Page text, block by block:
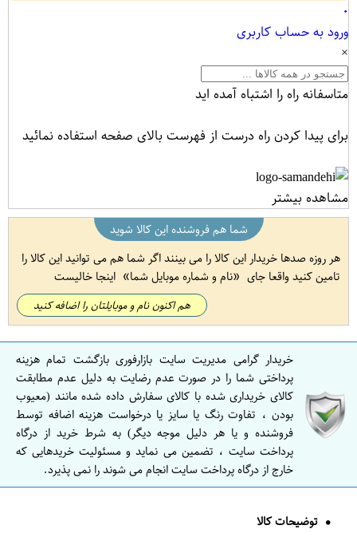
۰
ورود به حساب کاربری
×
متاسفانه راه را اشتباه آمده اید
برای پیدا کردن راه درست از فهرست بالای صفحه استفاده نمائید
مشاهده بیشتر
شما هم فروشنده این کالا شوید
هر روزه صدها خریدار این کالا را می بینند اگر شما هم می توانید این کالا را
تامین کنید واقعا جای
نام و شماره موبایل شما اینجا خالیست
هم اکنون نام و موبایلتان را اضافه کنید
خریدار گرامی مدیریت سایت بازارفوری بازگشت تمام هزینه
پرداختی شما را در صورت عدم رضایت به دلیل عدم مطابقت
کالای خریداری شده با کالای سفارش داده شده مانند (معیوب
بودن ، تفاوت رنگ یا سایز یا درخواست هزینه اضافه توسط
فروشنده و یا هر دلیل موجه دیگر) به شرط خرید از درگاه
پرداخت سایت ، تضمین می نماید و مسئولیت خریدهایی که
خارج از درگاه پرداخت سایت انجام می شوند را نمی پذیرد.
توضیحات کالا